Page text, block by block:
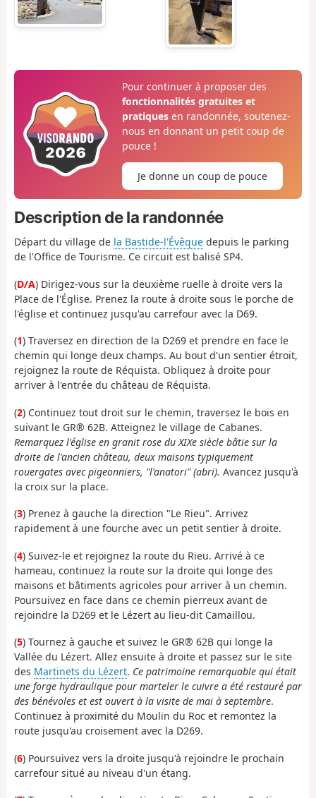
Pour continuer à proposer des
fonctionnalités gratuites et
pratiquesen randonnée, soutenez-
nous en donnant un petit coup de
pouce !
Je donne un coup de pouce
Description de la randonnée
Départ du village de la Bastide-l'Évêque depuis le parking
de l'Office de Tourisme. Ce circuit est balisé SP4.
(D/A) Dirigez-vous sur la deuxième ruelle à droite vers la
Place de l'Église. Prenez la route à droite sous le porche de
l'église et continuez jusqu'au carrefour avec la D69.
(1) Traversez en direction de la D269 et prendre en face le
chemin qui longe deux champs. Au bout d'un sentier étroit,
rejoignez la route de Réquista. Obliquez à droite pour
arriver à l'entrée du château de Réquista.
(2) Continuez tout droit sur le chemin, traversez le bois en
suivant le GR® 62B. Atteignez le village de Cabanes.
Remarquez l'église en granit rose du XIXe siècle bâtie sur la
droite de l'ancien château, deux maisons typiquement
rouergates avec pigeonniers, "l'anatori" (abri). Avancez jusqu'à
la croix sur la place.
(3) Prenez à gauche la direction "Le Rieu". Arrivez
rapidement à une fourche avec un petit sentier à droite.
(4) Suivez-le et rejoignez la route du Rieu. Arrivé à ce
hameau, continuez la route sur la droite qui longe des
maisons et bâtiments agricoles pour arriver à un chemin.
Poursuivez en face dans ce chemin pierreux avant de
rejoindre la D269 et le Lézert au lieu-dit Camaillou.
(5) Tournez à gauche et suivez le GR® 62B qui longe la
Vallée du Lézert. Allez ensuite à droite et passez sur le site
des Martinets du Lézert. Ce patrimoine remarquable qui était
une forge hydraulique pour marteler le cuivre a été restauré par
des bénévoles et est ouvert à la visite de mai à septembre.
Continuez à proximité du Moulin du Roc et remontez la
route jusqu'au croisement avec la D269.
(6) Poursuivez vers la droite jusqu'à rejoindre le prochain
carrefour situé au niveau d'un étang.